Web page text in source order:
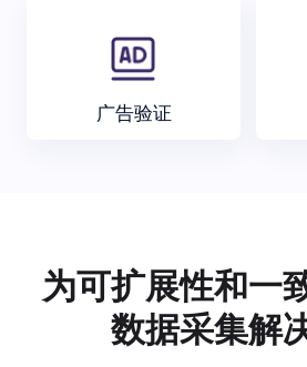
广告验证
为可扩展性和一
数据采集解